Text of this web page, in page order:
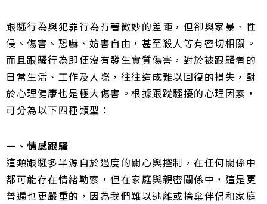
跟騷行為與犯罪行為有著微妙的差距，但卻與家暴、性
侵、傷害、恐嚇、妨害自由，甚至殺人等有密切相關。
而且跟騷行為即便沒有發生實質傷害，對於被跟騷者的
日常生活、工作及人際，往往造成難以回復的損失，對
於心理健康也是極大傷害。 根據跟蹤騷擾的心理因素，
可分為以下四種類型：
一、情感跟騷
這類跟騷多半源自於過度的關心與控制，在任何關係中
都可能存在情緒勒索，但在家庭與親密關係中，這是更
普遍也更嚴重的，因為我們難以逃離或捨棄伴侶和家庭